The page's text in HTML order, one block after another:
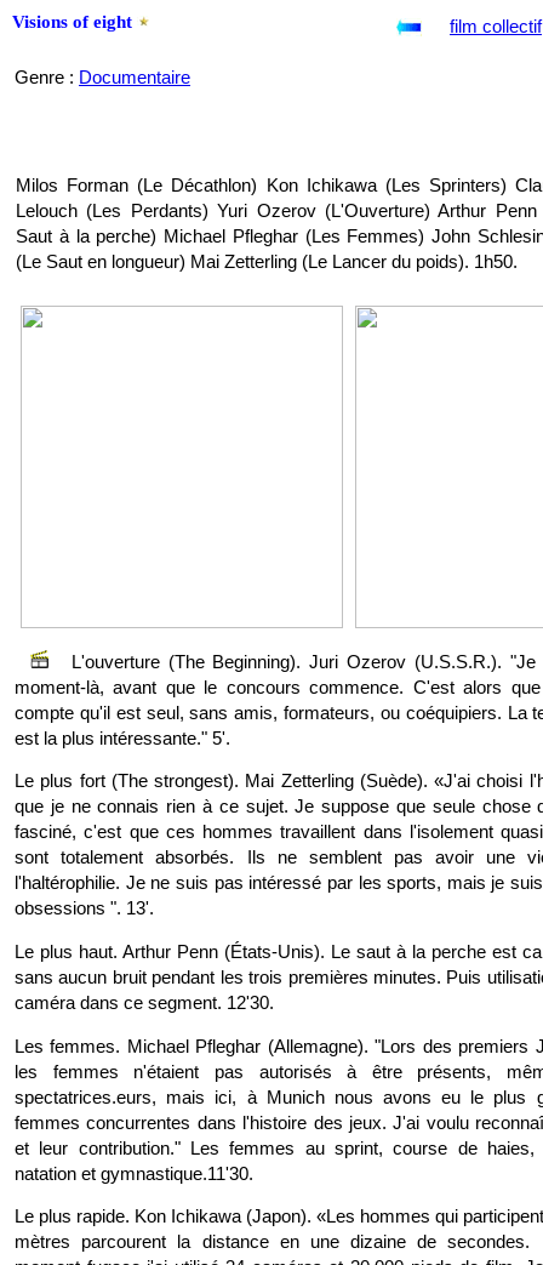
L'ouverture (The Beginning). Juri Ozerov (U.S.S.R.).
moment-là, avant que le concours commence. C'est alors
compte qu'il est seul, sans amis, formateurs, ou coéquipiers. La
est la plus intéressante." 5'.
Le plus fort (The strongest). Mai Zetterling (Suède). «J'ai choisi
que je ne connais rien à ce sujet. Je suppose que seule chose
fasciné, c'est que ces hommes travaillent dans l'isolement
sont totalement absorbés. Ils ne semblent pas avoir une
l'haltérophilie. Je ne suis pas intéressé par les sports, mais je
obsessions ". 13'.
Le plus haut. Arthur Penn (États-Unis). Le saut à la perche est
sans aucun bruit pendant les trois premières minutes. Puis
caméra dans ce segment. 12'30.
Les femmes. Michael Pfleghar (Allemagne). "Lors des premiers
les femmes n'étaient pas autorisés à être présents,
spectatrices.eurs, mais ici, à Munich nous avons eu le plus
femmes concurrentes dans l'histoire des jeux. J'ai voulu
et leur contribution." Les femmes au sprint, course de haies,
natation et gymnastique.11'30.
Le plus rapide. Kon Ichikawa (Japon). «Les hommes qui
mètres parcourent la distance en une dizaine de secondes.
Genre : Documentaire
Milos Forman (Le Décathlon) Kon Ichikawa (Les Sprinters)
Lelouch (Les Perdants) Yuri Ozerov (L'Ouverture) Arthur Penn
Saut à la perche) Michael Pfleghar (Les Femmes) John
(Le Saut en longueur) Mai Zetterling (Le Lancer du poids). 1h50.
Visions of eight film collectif